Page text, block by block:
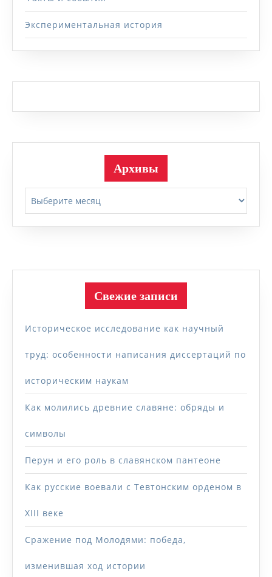
Экспериментальная история
Архивы
Свежие записи
Историческое исследование как научный
труд: особенности написания диссертаций по
историческим наукам
Как молились древние славяне: обряды и
символы
Перун и его роль в славянском пантеоне
Как русские воевали с Тевтонским орденом в
XIII веке
Сражение под Молодями: победа,
изменившая ход истории